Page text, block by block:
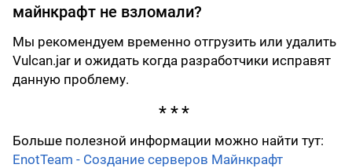
майнкрафт не взломали?
Мы рекомендуем временно отгрузить или удалить
Vulcan.jar и ожидать когда разработчики исправят
данную проблему.
Больше полезной информации можно найти тут:
EnotTeam - Создание серверов Майнкрафт